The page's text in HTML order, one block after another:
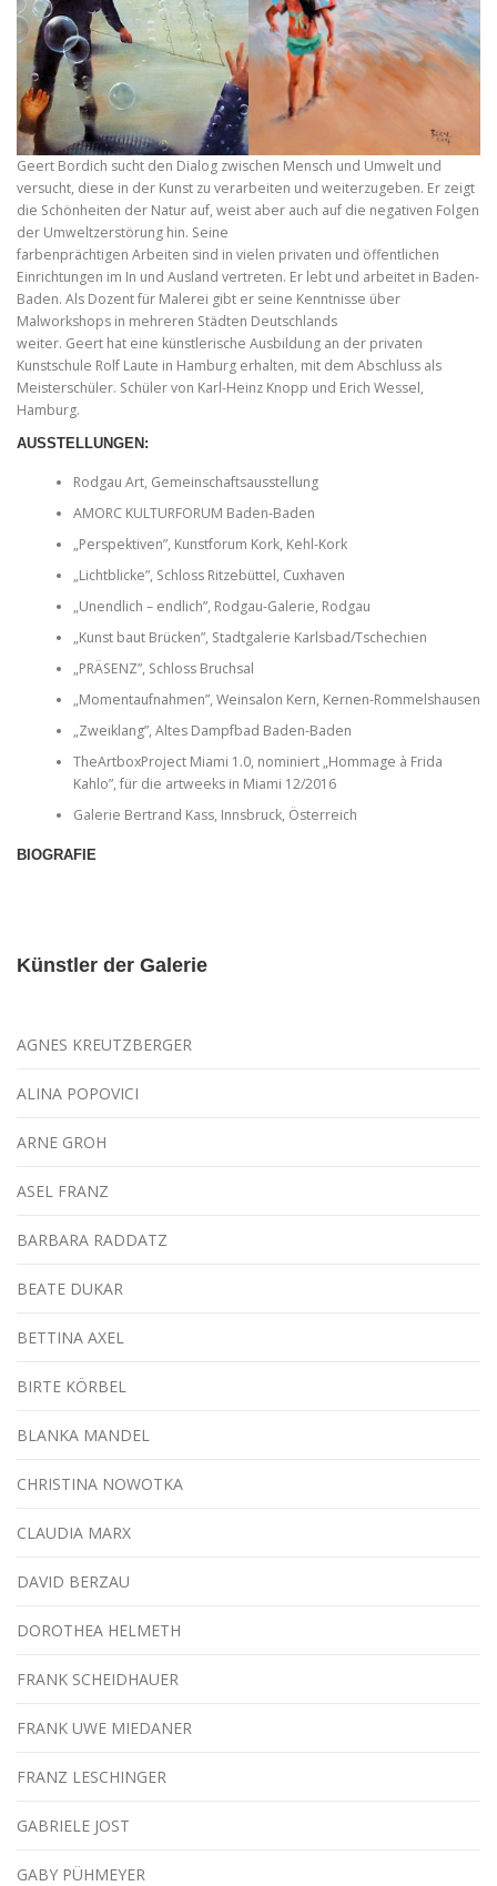
Geert Bordich sucht den Dialog zwischen Mensch und Umwelt und
versucht, diese in der Kunst zu verarbeiten und weiterzugeben. Er zeigt
die Schönheiten der Natur auf, weist aber auch auf die negativen Folgen
der Umweltzerstörung hin. Seine
farbenprächtigen Arbeiten sind in vielen privaten und öffentlichen
Einrichtungen im In und Ausland vertreten. Er lebt und arbeitet in Baden-
Baden. Als Dozent für Malerei gibt er seine Kenntnisse über
Malworkshops in mehreren Städten Deutschlands
weiter. Geert hat eine künstlerische Ausbildung an der privaten
Kunstschule Rolf Laute in Hamburg erhalten, mit dem Abschluss als
Meisterschüler. Schüler von Karl-Heinz Knopp und Erich Wessel,
Hamburg.
AUSSTELLUNGEN :
Rodgau Art, Gemeinschaftsausstellung
AMORC KULTURFORUM Baden-Baden
„Perspektiven”, Kunstforum Kork, Kehl-Kork
„Lichtblicke”, Schloss Ritzebüttel, Cuxhaven
„Unendlich – endlich”, Rodgau-Galerie, Rodgau
„Kunst baut Brücken”, Stadtgalerie Karlsbad/Tschechien
„PRÄSENZ”, Schloss Bruchsal
„Momentaufnahmen”, Weinsalon Kern, Kernen-Rommelshausen
„Zweiklang”, Altes Dampfbad Baden-Baden
TheArtboxProject Miami 1.0, nominiert „Hommage à Frida
Kahlo”, für die artweeks in Miami 12/2016
Galerie Bertrand Kass, Innsbruck, Österreich
BIOGRAFIE
Künstler der Galerie
AGNES KREUTZBERGER
ALINA POPOVICI
ARNE GROH
ASEL FRANZ
BARBARA RADDATZ
BEATE DUKAR
BETTINA AXEL
BIRTE KÖRBEL
BLANKA MANDEL
CHRISTINA NOWOTKA
CLAUDIA MARX
DAVID BERZAU
DOROTHEA HELMETH
FRANK SCHEIDHAUER
FRANK UWE MIEDANER
FRANZ LESCHINGER
GABRIELE JOST
GABY PÜHMEYER